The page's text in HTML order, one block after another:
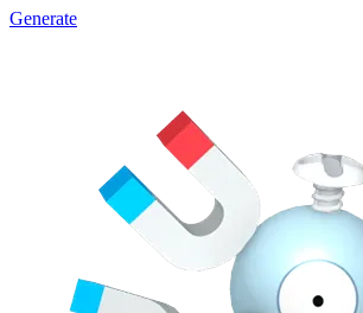
Generate